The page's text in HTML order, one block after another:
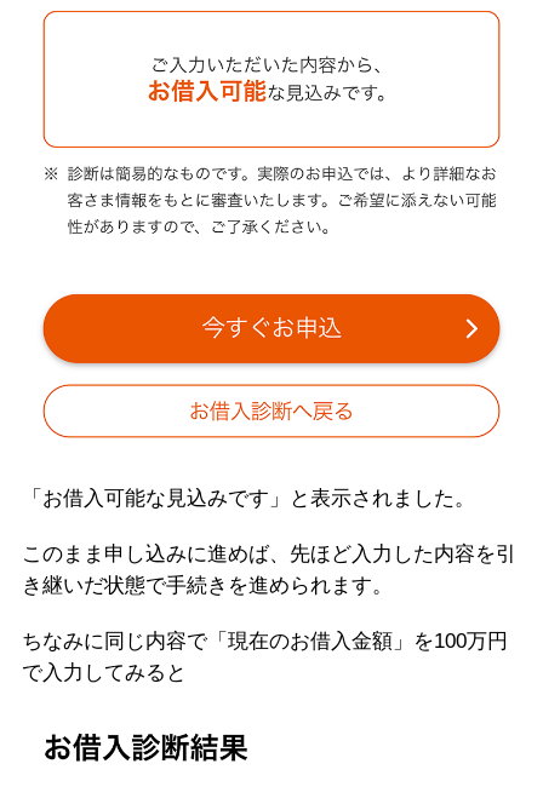
「お借入可能な見込みです」と表示されました。
このまま申し込みに進めば、先ほど入力した内容を引
き継いだ状態で手続きを進められます。
ちなみに同じ内容で「現在のお借入金額」を100万円
で入力してみると